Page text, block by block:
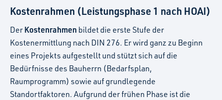
Kostenrahmen (Leistungsphase 1 nach HOAI)
Der Kostenrahmen bildet die erste Stufe der
Kostenermittlung nach DIN 276. Er wird ganz zu Beginn
eines Projekts aufgestellt und stützt sich auf die
Bedürfnisse des Bauherrn (Bedarfsplan,
Raumprogramm) sowie auf grundlegende
Standortfaktoren. Aufgrund der frühen Phase ist die